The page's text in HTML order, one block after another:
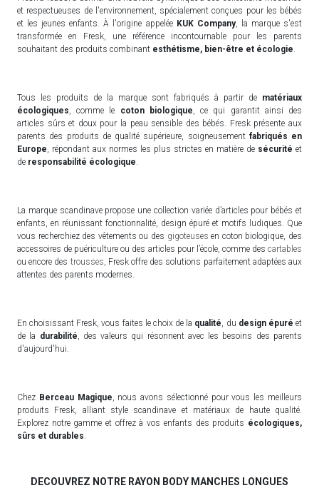
et respectueuses de l'environnement, spécialement conçues pour les bébés
et les jeunes enfants. À l'origine appelée KUK Company, la marque s'est
transformée en Fresk, une référence incontournable pour les parents
souhaitant des produits combinant esthétisme, bien-être et écologie
Tous les produits de la marque sont fabriqués à partir de matériaux
écologiques , comme le coton biologique , ce qui garantit ainsi des
articles sûrs et doux pour la peau sensible des bébés. Fresk présente aux
parents des produits de qualité supérieure, soigneusement fabriqués en
Europe , répondant aux normes les plus strictes en matière de sécurité et
de responsabilité écologique
La marque scandinave propose une collection variée d’articles pour bébés et
enfants, en réunissant fonctionnalité, design épuré et motifs ludiques. Que
vous recherchiez des vêtements ou des gigoteusesen coton biologique, des
accessoires de puériculture ou des articles pour l’école, comme des cartables
ou encore des trousses , Fresk offre des solutions parfaitement adaptées aux
attentes des parents modernes.
En choisissant Fresk, vous faites le choix de la qualité , du design épuré et
de la durabilité , des valeurs qui résonnent avec les besoins des parents
d'aujourd'hui.
Chez Berceau Magique , nous avons sélectionné pour vous les meilleurs
produits Fresk, alliant style scandinave et matériaux de haute qualité.
Explorez notre gamme et offrez à vos enfants des produits écologiques,
sûrs et durables
DECOUVREZ NOTRE RAYON BODY MANCHES LONGUES